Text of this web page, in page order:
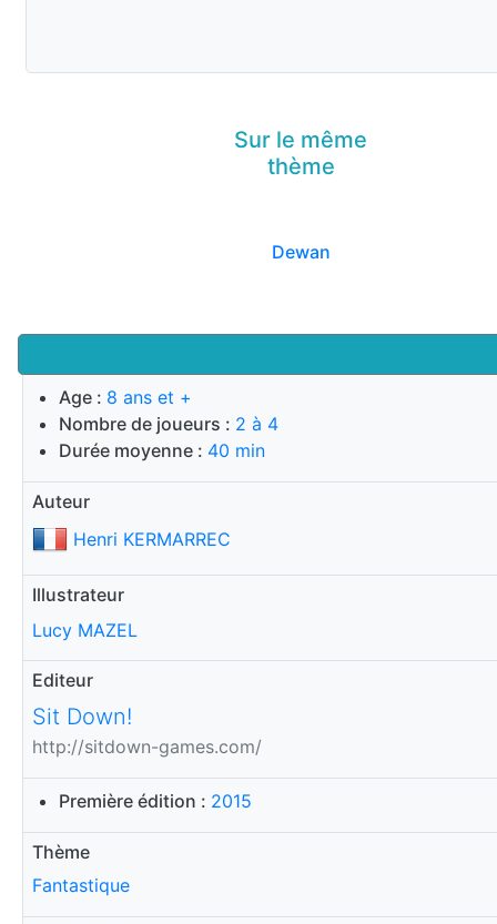
Age : 8 ans et +
Nombre de joueurs : 2 à 4
Durée moyenne : 40 min
Auteur
Henri KERMARREC
Illustrateur
Lucy MAZEL
Editeur
Sit Down!
http://sitdown-games.com/
Première édition : 2015
Thème
Fantastique
Sur le même
thème
Dewan